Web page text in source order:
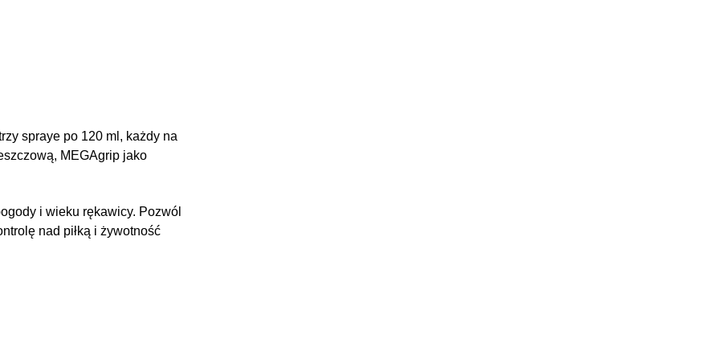
spraye po 120 ml, każdy na
MEGAgrip jako
i wieku rękawicy. Pozwól
nad piłką i żywotność